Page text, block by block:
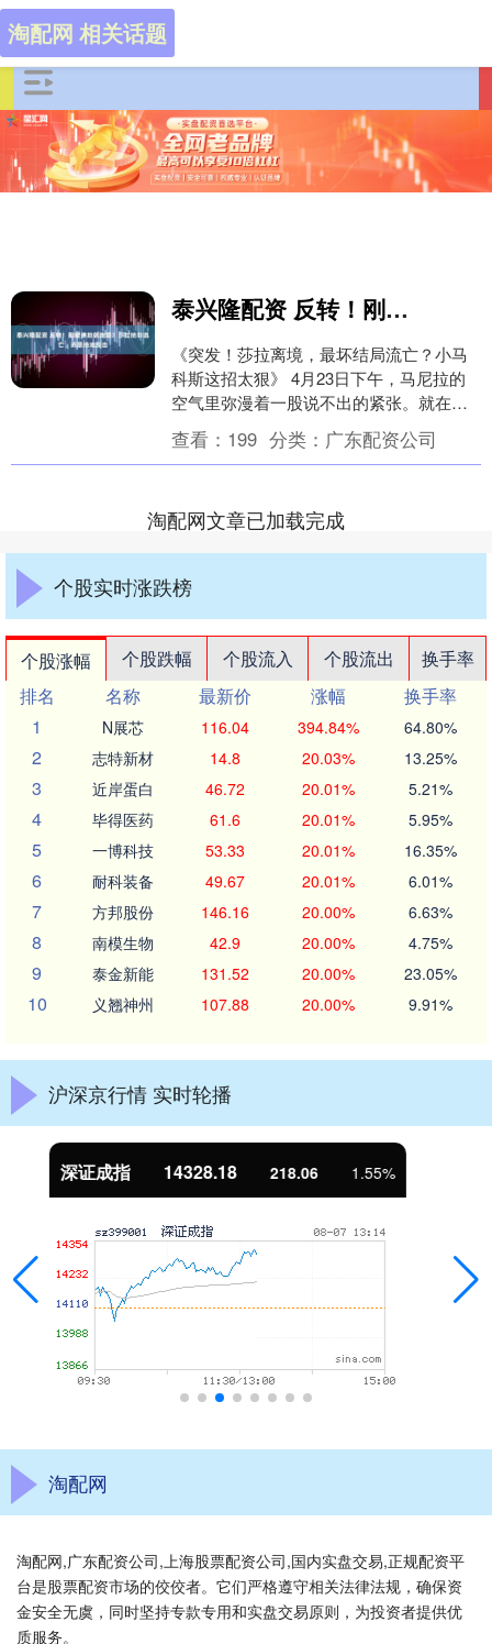
淘配网 相关话题
泰兴隆配资 反转！刚被弹劾就跑路？莎拉绝非逃亡，而是绝地反击
《突发！莎拉离境，最坏结局流亡？小马
科斯这招太狠》 4月23日下午，马尼拉的
空气里弥漫着一股说不出的紧张。就在刚
刚，菲律宾总统府证实了一个重磅消息：
副总统莎拉·....
查看： 199 分类： 广东配资公司
淘配网文章已加载完成
个股实时涨跌榜
个股涨幅 个股跌幅 个股流入 个股流出
换手率
排名
名称 最新价 涨幅
换手率
1
N展芯 116.04 394.84% 64.80%
2 志特新材 14.8 20.03% 13.25%
3 近岸蛋白 46.72 20.01% 5.21%
4 毕得医药 61.6 20.01% 5.95%
5 一博科技 53.33 20.01% 16.35%
6 耐科装备 49.67 20.01% 6.01%
7 方邦股份 146.16 20.00% 6.63%
8 南模生物 42.9 20.00% 4.75%
9 泰金新能 131.52 20.00% 23.05%
10 义翘神州 107.88 20.00% 9.91%
沪深京行情 实时轮播
沪深300 4692.49 41.18 0.89%
淘配网
淘配网,广东配资公司,上海股票配资公司,国内实盘交易,正规配资平
台是股票配资市场的佼佼者。它们严格遵守相关法律法规，确保资
金安全无虞，同时坚持专款专用和实盘交易原则，为投资者提供优
质服务。